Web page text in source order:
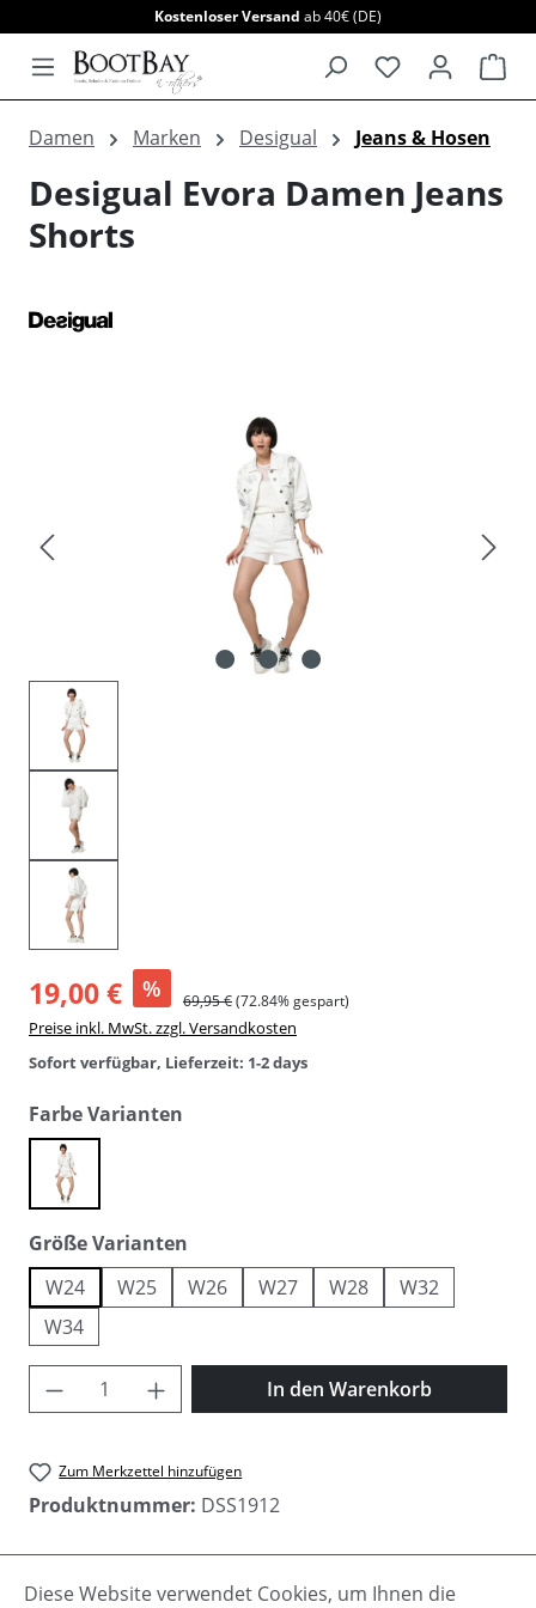
Kostenloser Versand ab 40€ (DE)
Damen Marken Desigual Jeans & Hosen
Desigual Evora Damen Jeans
Shorts
19,00 € % 69,95 €(72.84% gespart)
Preise inkl. MwSt. zzgl. Versandkosten
Sofort verfügbar, Lieferzeit: 1-2 days
Farbe Varianten
jeans white
Größe Varianten
W24
W25 W26 W27 W28
W32
W34
Produkt Anzahl: Gib den gewünschten
In den Warenkorb
Zum Merkzettel hinzufügen
Produktnummer: DSS1912
Diese Website verwendet Cookies, um Ihnen die